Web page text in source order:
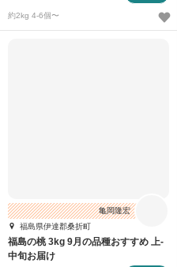
約2kg 4-6個〜
福島の桃 3kg 9月の品種おすすめ 上-
中旬お届け
亀岡隆宏
福島県伊達郡桑折町